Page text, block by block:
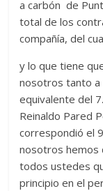
a carbón de
total de los
compañía, del
y lo que tiene
nosotros tanto a
equivalente del
Reinaldo Pared
correspondió el
nosotros hemos
todos ustedes
principio en el